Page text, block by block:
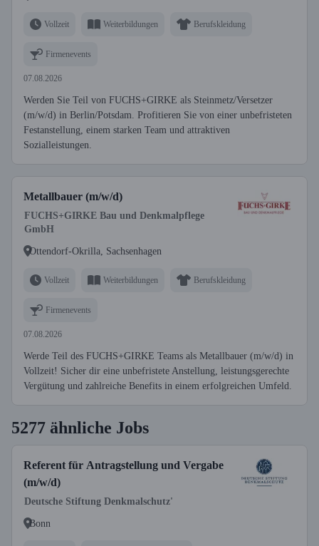
Vollzeit Weiterbildungen Berufskleidung
Firmenevents
07.08.2026
Werden Sie Teil von FUCHS+GIRKE als Steinmetz/Versetzer
(m/w/d) in Berlin/Potsdam. Profitieren Sie von einer unbefristeten
Festanstellung, einem starken Team und attraktiven
Sozialleistungen.
Metallbauer (m/w/d)
FUCHS+GIRKE Bau und Denkmalpflege
GmbH
Ottendorf-Okrilla, Sachsenhagen
Vollzeit Weiterbildungen Berufskleidung
Firmenevents
07.08.2026
Werde Teil des FUCHS+GIRKE Teams als Metallbauer (m/w/d) in
Vollzeit! Sicher dir eine unbefristete Anstellung, leistungsgerechte
Vergütung und zahlreiche Benefits in einem erfolgreichen Umfeld.
5277 ähnliche Jobs
Referent für Antragstellung und Vergabe
(m/w/d)
Deutsche Stiftung Denkmalschutz'
Bonn